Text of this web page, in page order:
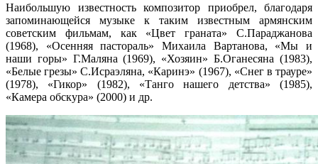
Наибольшую известность композитор приобрел, благодаря
запоминающейся музыке к таким известным армянским
советским фильмам, как «Цвет граната» С.Параджанова
(1968), «Осенняя пастораль» Михаила Вартанова, «Мы и
наши горы» Г.Маляна (1969), «Хозяин» Б.Оганесяна (1983),
«Белые грезы» С.Исраэляна, «Каринэ» (1967), «Снег в трауре»
(1978), «Гикор» (1982), «Танго нашего детства» (1985),
«Камера обскура» (2000) и др.